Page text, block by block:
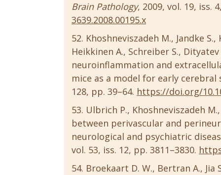
Brain Pathology, 2009, vol. 19, iss.
3639.2008.00195.x
Khoshneviszadeh M., Jandke
Heikkinen A., Schreiber S.,
neuroinflammation and
mice as a model for early cerebral
128, pp. 39–64. https://doi.org/
Ulbrich P., Khoshneviszadeh
between perivascular and
neurological and psychiatric
vol. 53, iss. 12, pp. 3811–3830.
Broekaart D. W., Bertran A., Jia